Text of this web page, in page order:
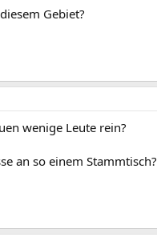
Gebiet?
wenige Leute rein?
an so einem Stammtisch?